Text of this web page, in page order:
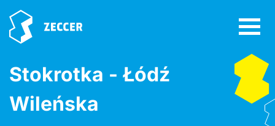
Stokrotka - Łódź
Wileńska